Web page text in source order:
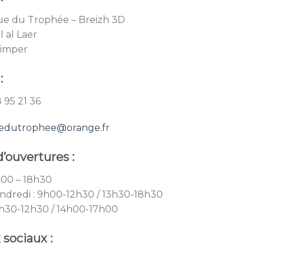
du Trophée – Breizh 3D
al Laer
21 36
:
– 18h30
: 9h00-12h30 / 13h30-18h30
12h30 / 14h00-17h00
sociaux :